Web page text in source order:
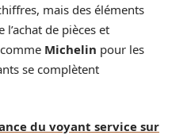
mais des éléments
de pièces et
Michelin pour les
se complètent
du voyant service sur